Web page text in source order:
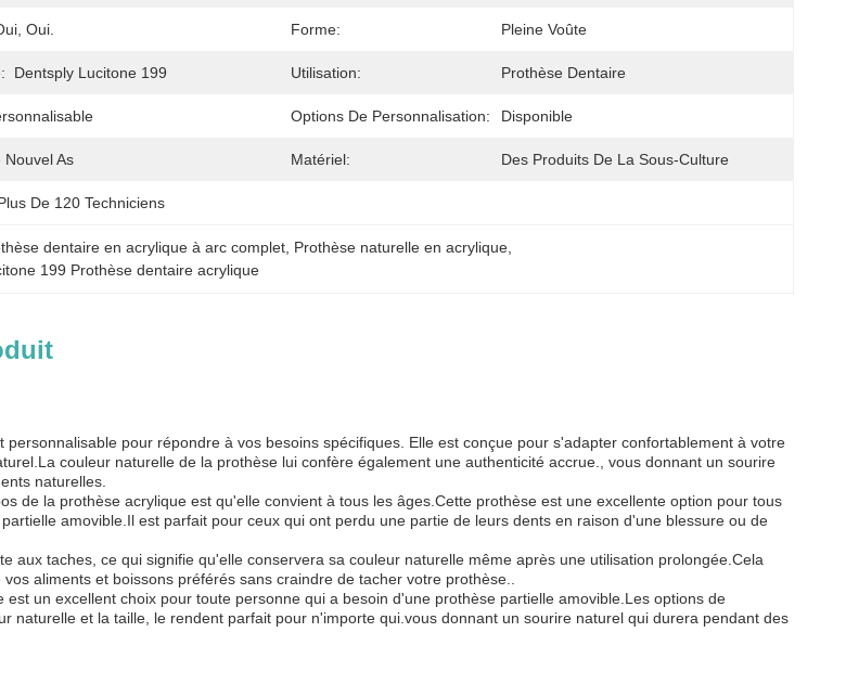
Oui. Forme: Pleine Voûte
Dentsply Lucitone 199 Utilisation: Prothèse Dentaire
Options De Personnalisation: Disponible
Nouvel As Matériel: Des Produits De La Sous-Culture
De 120 Techniciens
dentaire en acrylique à arc complet Prothèse naturelle en acrylique
199 Prothèse dentaire acrylique
personnalisable pour répondre à vos besoins spécifiques. Elle est conçue pour s'adapter confortablement à votre
couleur naturelle de la prothèse lui confère également une authenticité accrue., vous donnant un sourire
naturelles.
de la prothèse acrylique est qu'elle convient à tous les âges.Cette prothèse est une excellente option pour tous
amovible.Il est parfait pour ceux qui ont perdu une partie de leurs dents en raison d'une blessure ou de
aux taches, ce qui signifie qu'elle conservera sa couleur naturelle même après une utilisation prolongée.Cela
aliments et boissons préférés sans craindre de tacher votre prothèse..
est un excellent choix pour toute personne qui a besoin d'une prothèse partielle amovible.Les options de
naturelle et la taille, le rendent parfait pour n'importe qui.vous donnant un sourire naturel qui durera pendant des